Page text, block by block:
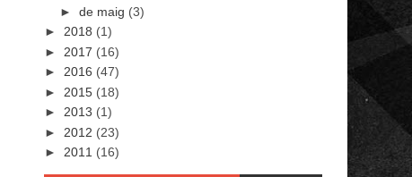
► de maig (3)
► 2018 (1)
► 2017 (16)
► 2016 (47)
► 2015 (18)
► 2013 (1)
► 2012 (23)
► 2011 (16)